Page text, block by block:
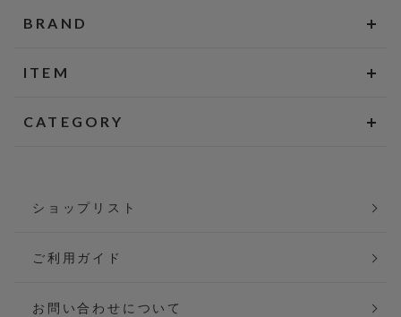
BRAND
ITEM
CATEGORY
ショップリスト
ご利用ガイド
お問い合わせについて